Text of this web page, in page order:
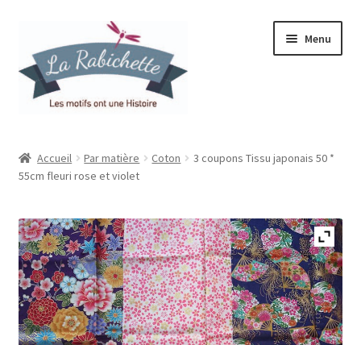
la
navigation
contenu
Menu
Contact
Ma liste de souhaits
Mon espace
Mon compte
Accueil Par matière Coton
3 coupons Tissu japonais 50 *
55cm fleuri rose et violet